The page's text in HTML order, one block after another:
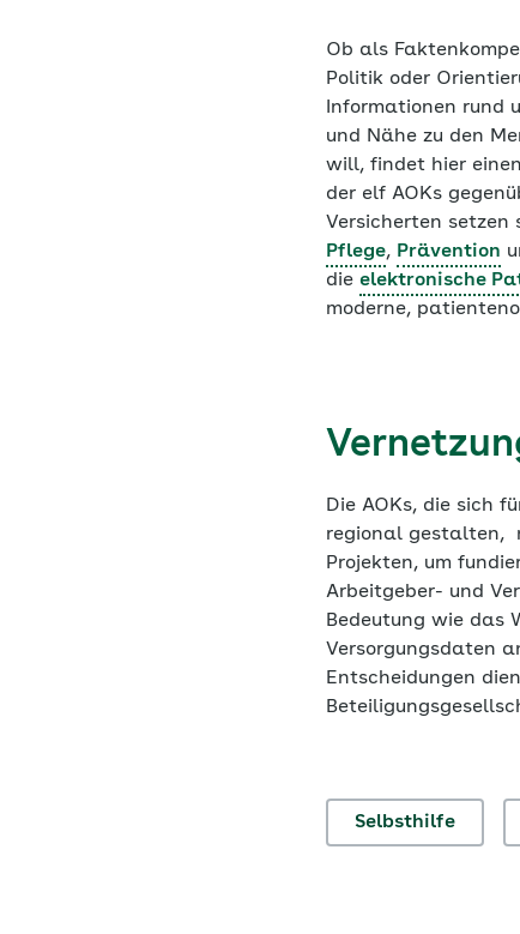
Ob als
Politik oder
Informationen rund
und Nähe zu den
will, findet hier
der elf AOKs
Versicherten setzen
Pflege, Prävention
die elektronische
moderne,
Die AOKs, die sich
regional gestalten,
Projekten, um
Arbeitgeber- und
Bedeutung wie das
Versorgungsdaten
Entscheidungen
Selbsthilfe